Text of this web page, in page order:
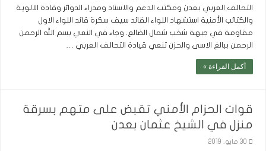
التحالف العربي بعدن ومكتب الدعم والاسناد ومدراء الدوائر وقادة الالوية
والكتائب الأمنية استشهاد اللواء القائد سيف سكرة قائد اللواء الاول
مقاومة في جبهة شخب شمال الضالع. وجاء في النعي بسم الله الرحمن
الرحمن ببالغ الاسى والحزن تنعي قيادة التحالف العربي …
أكمل القراءة »
قوات الحزام الأمني تقبض على متهم بسرقة
منزل في الشيخ عثمان بعدن
30 مايو، 2019